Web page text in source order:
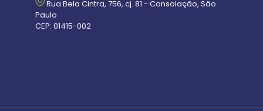
Rua Bela Cintra, 756, cj. 81 - Consolação, São
Paulo
CEP: 01415-002